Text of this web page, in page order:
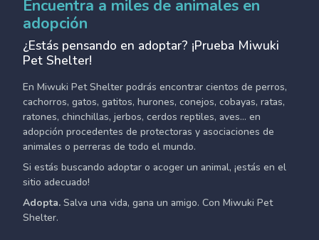
Encuentra a miles de animales en
adopción
¿Estás pensando en adoptar? ¡Prueba Miwuki
Pet Shelter!
En Miwuki Pet Shelter podrás encontrar cientos de perros,
cachorros, gatos, gatitos, hurones, conejos, cobayas, ratas,
ratones, chinchillas, jerbos, cerdos reptiles, aves... en
adopción procedentes de protectoras y asociaciones de
animales o perreras de todo el mundo.
Si estás buscando adoptar o acoger un animal, ¡estás en el
sitio adecuado!
Adopta. Salva una vida, gana un amigo. Con Miwuki Pet
Shelter.